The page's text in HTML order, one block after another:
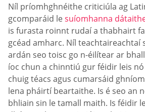
Níl príomhghnéithe criticiúla ag
gcomparáid lesuíomhanna
is furasta roinnt rudaí a thabhairt
gcéad amharc. Níl teachtaireachtaí
ardán seo toisc go n-éilítear ar
íoc chun a chinntiú gur féidir leis
chuig téacs agus cumarsáid
lena pháirtí beartaithe. Is é seo an
bhliain sin le tamall maith. Is féidir